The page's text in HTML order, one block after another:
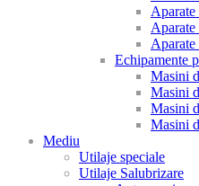
Aparate
Aparate
Echipamente
Masini
Masini
Masini
Masini
Mediu
Utilaje speciale
Utilaje Salubrizare